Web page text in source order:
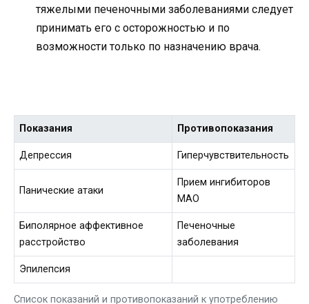
тяжелыми печеночными заболеваниями следует
принимать его с осторожностью и по
возможности только по назначению врача.
Список показаний и противопоказаний к употреблению
Показания Противопоказания
Депрессия Гиперчувствительность
Панические атаки
Прием ингибиторов
МАО
Биполярное аффективное
расстройство
Печеночные
заболевания
Эпилепсия